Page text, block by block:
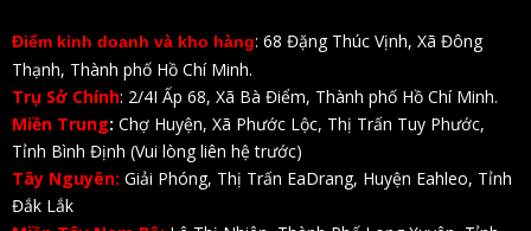
Điểm kinh doanh và kho hàng: 68 Đặng Thúc Vịnh, Xã Đông
Thạnh, Thành phố Hồ Chí Minh.
Trụ Sở Chính: 2/4I Ấp 68, Xã Bà Điểm, Thành phố Hồ Chí Minh.
Miền Trung: Chợ Huyện, Xã Phước Lộc, Thị Trấn Tuy Phước,
Tỉnh Bình Định (Vui lòng liên hệ trước)
Tây Nguyên: Giải Phóng, Thị Trấn EaDrang, Huyện Eahleo, Tỉnh
Đắk Lắk